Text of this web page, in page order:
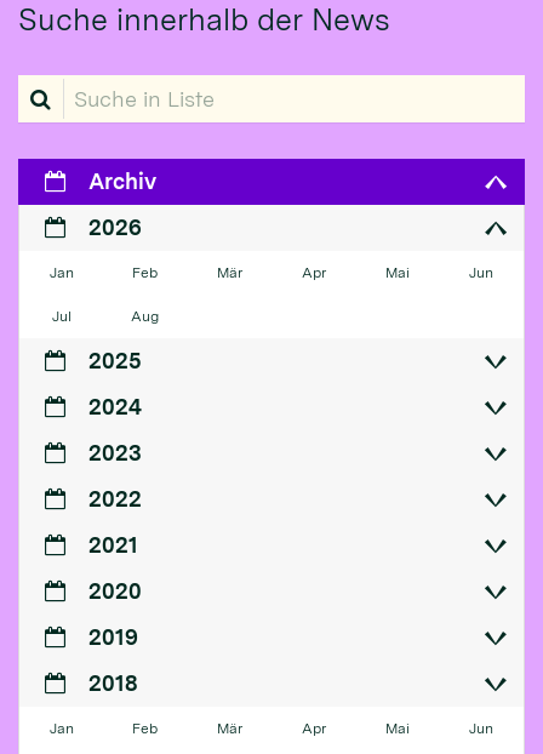
Suche innerhalb der News
Suche in Liste
Archiv
2026
Jan Feb Mär Apr Mai Jun
Jul Aug
2025
2024
2023
2022
2021
2020
2019
2018
Jan Feb Mär Apr Mai Jun